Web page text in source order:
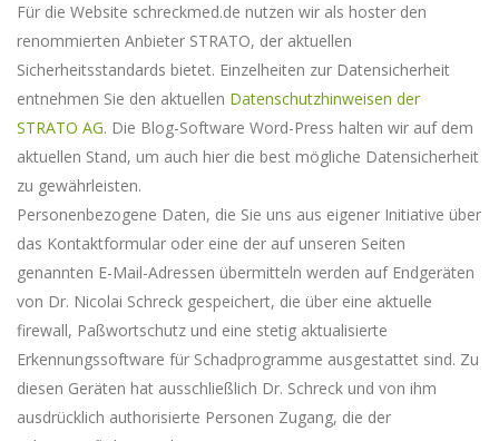
Für die Website schreckmed.de nutzen wir als hoster den
renommierten Anbieter STRATO, der aktuellen
Sicherheitsstandards bietet. Einzelheiten zur Datensicherheit
entnehmen Sie den aktuellen Datenschutzhinweisen der
STRATO AG. Die Blog-Software Word-Press halten wir auf dem
aktuellen Stand, um auch hier die best mögliche Datensicherheit
zu gewährleisten.
Personenbezogene Daten, die Sie uns aus eigener Initiative über
das Kontaktformular oder eine der auf unseren Seiten
genannten E-Mail-Adressen übermitteln werden auf Endgeräten
von Dr. Nicolai Schreck gespeichert, die über eine aktuelle
firewall, Paßwortschutz und eine stetig aktualisierte
Erkennungssoftware für Schadprogramme ausgestattet sind. Zu
diesen Geräten hat ausschließlich Dr. Schreck und von ihm
ausdrücklich authorisierte Personen Zugang, die der